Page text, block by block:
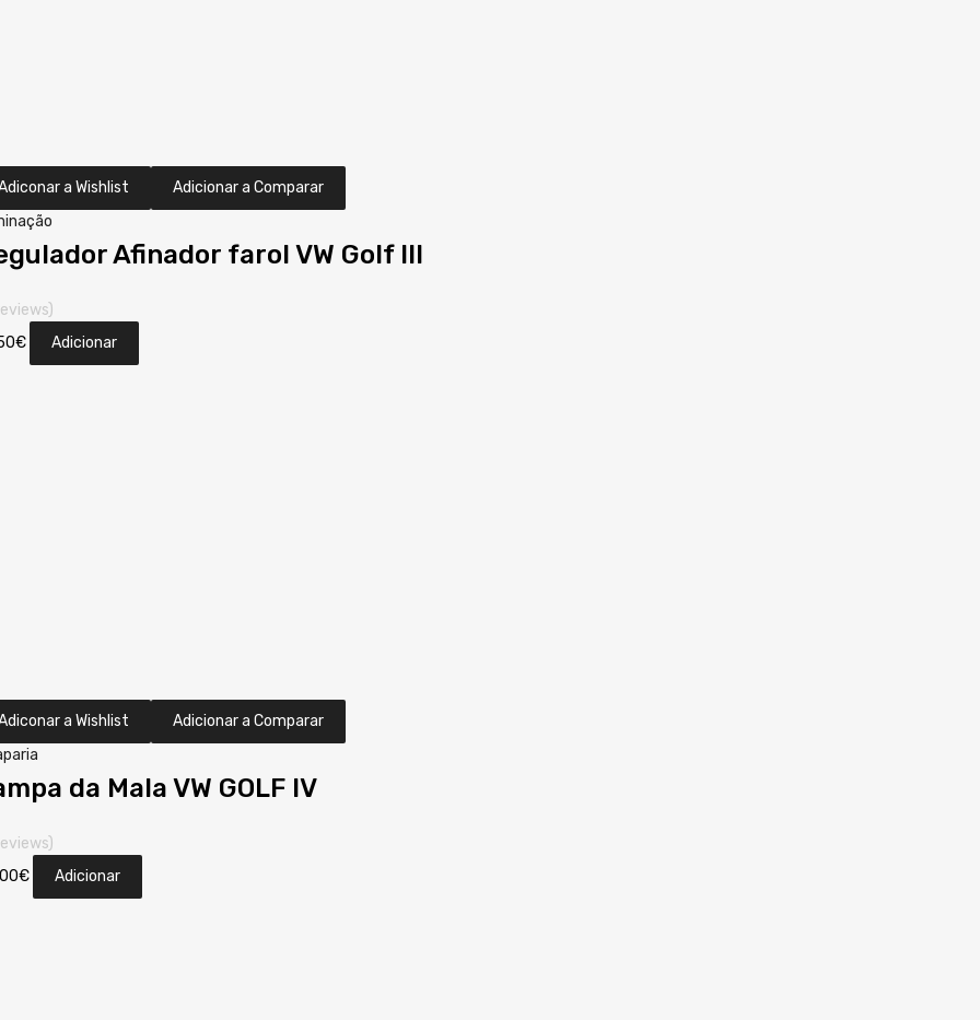
a Wishlist
Adicionar a Comparar
Afinador farol VW Golf III
€ Adicionar
a Wishlist
Adicionar a Comparar
da Mala VW GOLF IV
€ Adicionar